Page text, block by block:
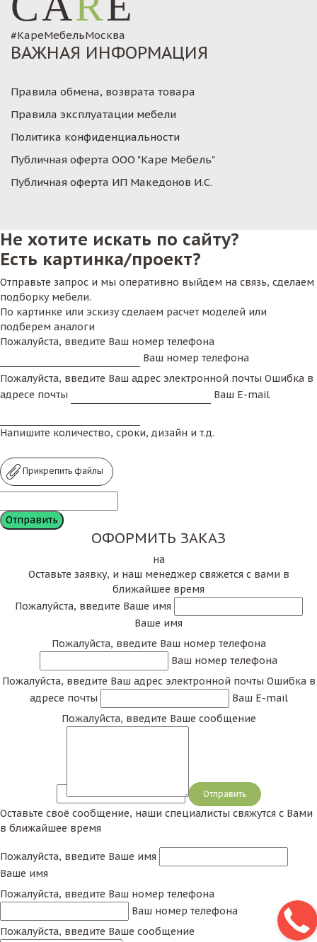
#КареМебельМосква
ВАЖНАЯ ИНФОРМАЦИЯ
Правила обмена, возврата товара
Правила эксплуатации мебели
Политика конфиденциальности
Публичная оферта ООО "Каре Мебель"
Публичная оферта ИП Македонов И.С.
Не хотите искать по сайту?
Есть картинка/проект?
Отправьте запрос и мы оперативно выйдем на связь, сделаем
подборку мебели.
По картинке или эскизу сделаем расчет моделей или
подберем аналоги
Пожалуйста, введите Ваш номер телефона
Ваш номер телефона
Пожалуйста, введите Ваш адрес электронной почты Ошибка в
адресе почты
Ваш E-mail
Напишите количество, сроки, дизайн и т.д.
Прикрепить файлы
ОФОРМИТЬ ЗАКАЗ
на
Оставьте заявку, и наш менеджер свяжется с вами в
ближайшее время
Пожалуйста, введите Ваше имя
Ваше имя
Пожалуйста, введите Ваш номер телефона
Ваш номер телефона
Пожалуйста, введите Ваш адрес электронной почты Ошибка в
адресе почты
Ваш E-mail
Пожалуйста, введите Ваше сообщение
Сообщение
Оставьте своё сообщение, наши специалисты свяжутся с Вами
в ближайшее время
Пожалуйста, введите Ваше имя
Ваше имя
Пожалуйста, введите Ваш номер телефона
Ваш номер телефона
Пожалуйста, введите Ваше сообщение